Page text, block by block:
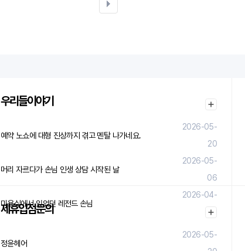
우리들이야기
예약 노쇼에 대형 진상까지 겪고 멘탈 나가네요.
2026-05-
20
머리 자르다가 손님 인생 상담 시작된 날
2026-05-
06
미용실에서 있었던 레전드 손님
2026-04-
29
제휴입점문의
정윤헤어
2026-05-